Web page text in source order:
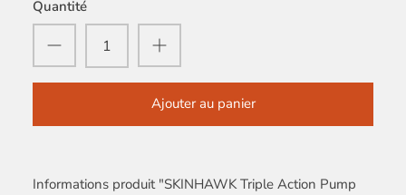
Quantité
Ajouter au panier
Informations produit "SKINHAWK Triple Action Pump